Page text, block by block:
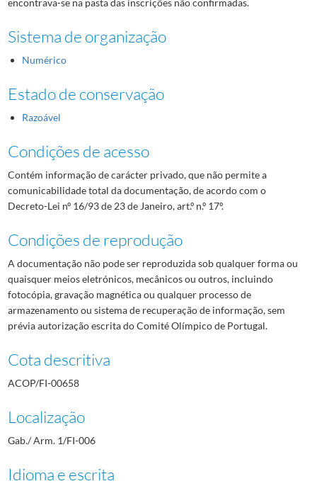
Sistema de organização
Numérico
Estado de conservação
Razoável
Condições de acesso
Contém informação de carácter privado, que não permite a
comunicabilidade total da documentação, de acordo com o
Decreto-Lei nº 16/93 de 23 de Janeiro, art.º n.º 17º.
Condições de reprodução
A documentação não pode ser reproduzida sob qualquer forma ou
quaisquer meios eletrónicos, mecânicos ou outros, incluindo
fotocópia, gravação magnética ou qualquer processo de
armazenamento ou sistema de recuperação de informação, sem
prévia autorização escrita do Comité Olímpico de Portugal.
Cota descritiva
ACOP/FI-00658
Localização
Gab./ Arm. 1/FI-006
Idioma e escrita